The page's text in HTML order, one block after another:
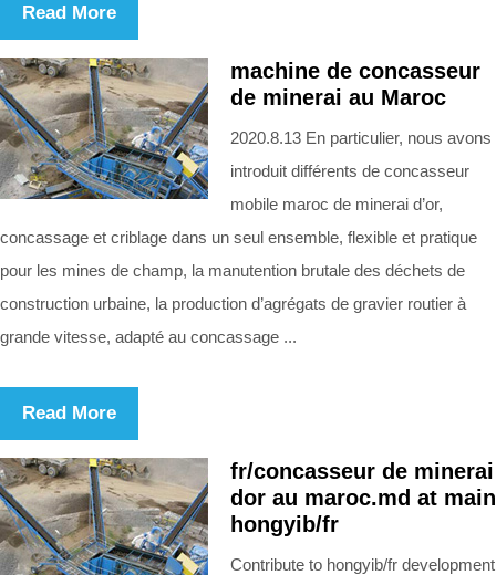
Read More
machine de concasseur
de minerai au Maroc
2020.8.13 En particulier, nous avons
introduit différents de concasseur
mobile maroc de minerai d’or,
concassage et criblage dans un seul ensemble, flexible et pratique
pour les mines de champ, la manutention brutale des déchets de
construction urbaine, la production d’agrégats de gravier routier à
grande vitesse, adapté au concassage ...
Read More
fr/concasseur de minerai
dor au maroc.md at main
hongyib/fr
Contribute to hongyib/fr development